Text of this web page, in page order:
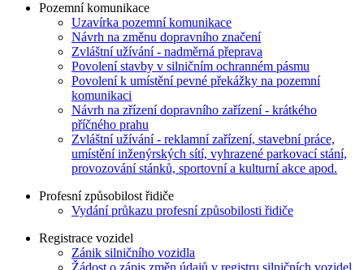
Pozemní komunikace
Uzavírka pozemní komunikace
Návrh na změnu dopravního značení
Zvláštní užívání - nadměrná přeprava
Povolení stavby v silničním ochranném pásmu
Povolení k umístění pevné překážky na pozemní
komunikaci
Návrh na zřízení dopravního zařízení - krátkého
příčného prahu
Zvláštní užívání - reklamní zařízení, stavební práce,
umístění inženýrských sítí, vyhrazené parkovací stání,
provozování stánků, sportovní a kulturní akce apod.
Profesní způsobilost řidiče
Vydání průkazu profesní způsobilosti řidiče
Registrace vozidel
Zánik silničního vozidla